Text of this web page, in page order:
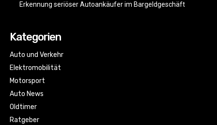
Erkennung seriöser Autoankäufer im Bargeldgeschäft
Kategorien
Auto und Verkehr
Elektromobilität
Motorsport
Auto News
Oldtimer
Ratgeber